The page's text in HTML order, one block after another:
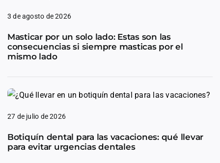
3 de agosto de 2026
Masticar por un solo lado: Estas son las
consecuencias si siempre masticas por el
mismo lado
27 de julio de 2026
Botiquín dental para las vacaciones: qué llevar
para evitar urgencias dentales